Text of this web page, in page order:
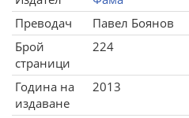
Преводач
Павел Боянов
Брой
страници
224
Година на
издаване
2013